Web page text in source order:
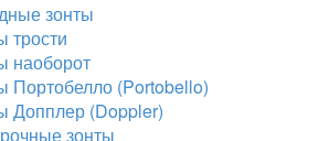
зонты
трости
наоборот
Портобелло (Portobello)
Допплер (Doppler)
зонты